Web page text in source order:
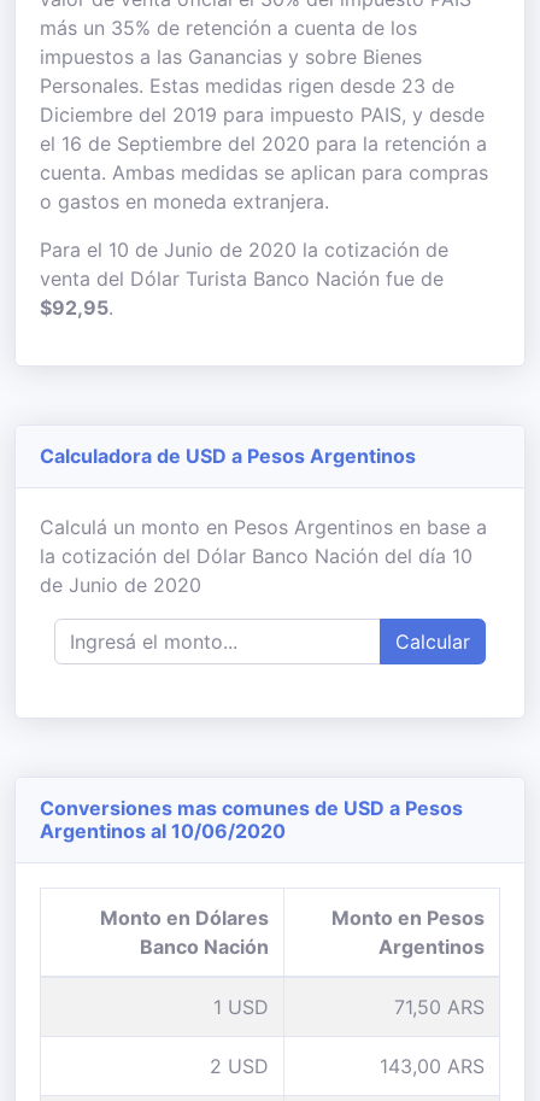
más un 35% de retención a cuenta de los
impuestos a las Ganancias y sobre Bienes
Personales. Estas medidas rigen desde 23 de
Diciembre del 2019 para impuesto PAIS, y desde
el 16 de Septiembre del 2020 para la retención a
cuenta. Ambas medidas se aplican para compras
o gastos en moneda extranjera.
Para el 10 de Junio de 2020 la cotización de
venta del Dólar Turista Banco Nación fue de
$92,95.
Calculadora de USD a Pesos Argentinos
Calculá un monto en Pesos Argentinos en base a
la cotización del Dólar Banco Nación del día 10
de Junio de 2020
Calcular
Conversiones mas comunes de USD a Pesos
Argentinos al 10/06/2020
Monto en Dólares
Banco Nación
Monto en Pesos
Argentinos
1 USD 71,50 ARS
2 USD 143,00 ARS